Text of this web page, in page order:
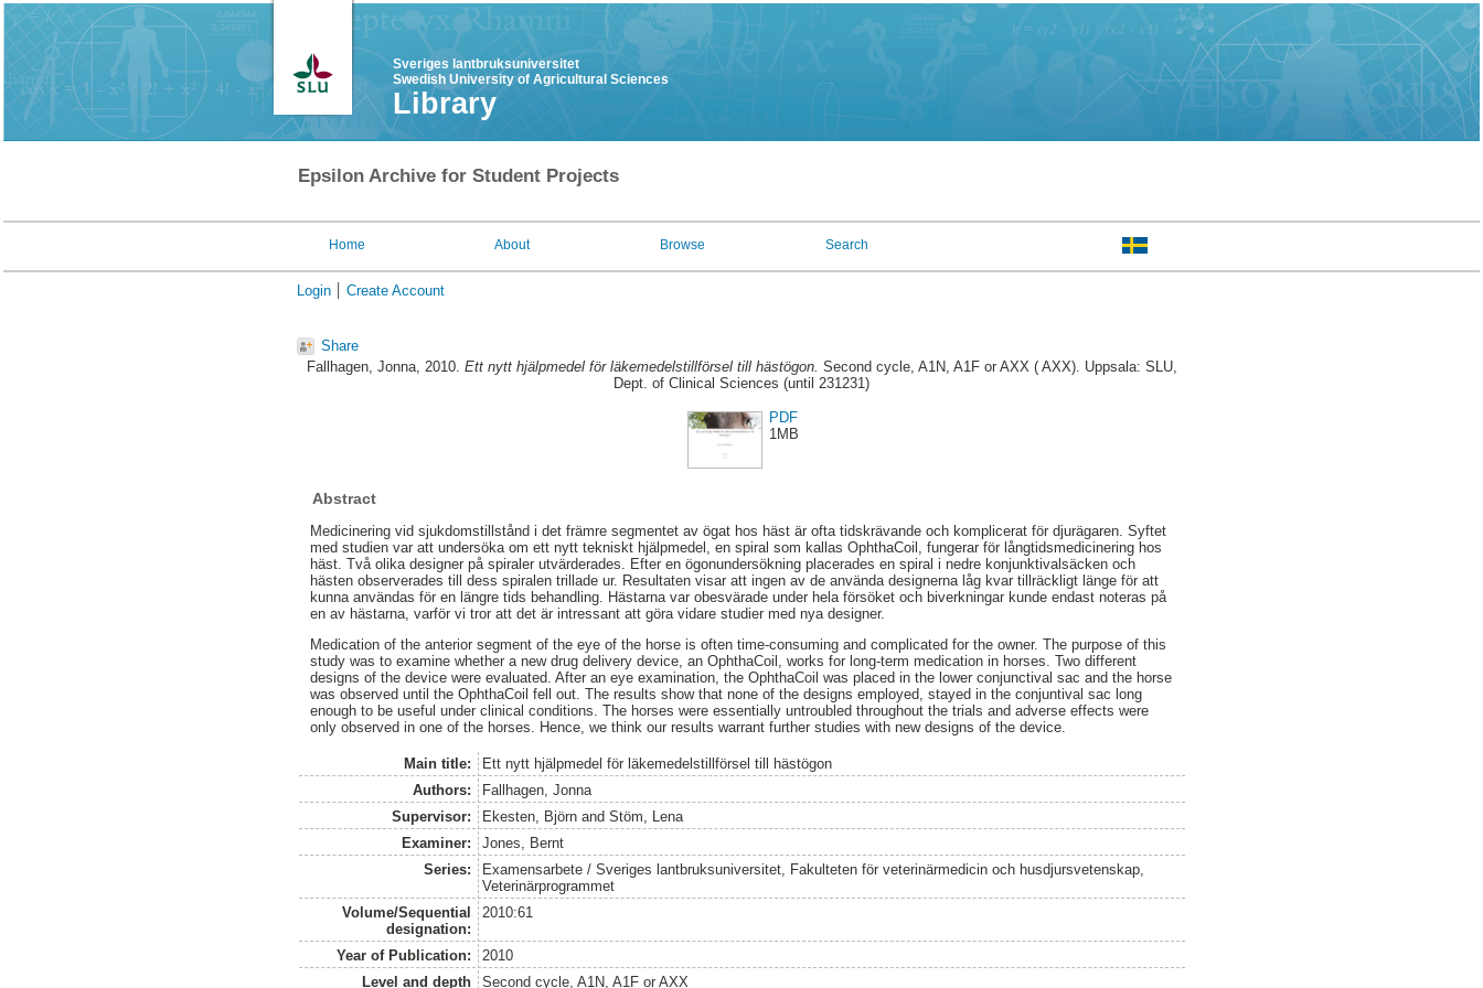
Sveriges lantbruksuniversitet
Swedish University of Agricultural Sciences
Library
Epsilon Archive for Student Projects
Home About Browse Search
Login Create Account
Share
Fallhagen, Jonna, 2010. Ett nytt hjälpmedel för läkemedelstillförsel till hästögon. Second cycle, A1N, A1F or AXX ( AXX). Uppsala: SLU,
Dept. of Clinical Sciences (until 231231)
PDF
1MB
Abstract
Medicinering vid sjukdomstillstånd i det främre segmentet av ögat hos häst är ofta tidskrävande och komplicerat för djurägaren. Syftet
med studien var att undersöka om ett nytt tekniskt hjälpmedel, en spiral som kallas OphthaCoil, fungerar för långtidsmedicinering hos
häst. Två olika designer på spiraler utvärderades. Efter en ögonundersökning placerades en spiral i nedre konjunktivalsäcken och
hästen observerades till dess spiralen trillade ur. Resultaten visar att ingen av de använda designerna låg kvar tillräckligt länge för att
kunna användas för en längre tids behandling. Hästarna var obesvärade under hela försöket och biverkningar kunde endast noteras på
en av hästarna, varför vi tror att det är intressant att göra vidare studier med nya designer.
Medication of the anterior segment of the eye of the horse is often time-consuming and complicated for the owner. The purpose of this
study was to examine whether a new drug delivery device, an OphthaCoil, works for long-term medication in horses. Two different
designs of the device were evaluated. After an eye examination, the OphthaCoil was placed in the lower conjunctival sac and the horse
was observed until the OphthaCoil fell out. The results show that none of the designs employed, stayed in the conjuntival sac long
enough to be useful under clinical conditions. The horses were essentially untroubled throughout the trials and adverse effects were
only observed in one of the horses. Hence, we think our results warrant further studies with new designs of the device.
Main title:
Ett nytt hjälpmedel för läkemedelstillförsel till hästögon
Authors:
Fallhagen, Jonna
Supervisor:
Ekesten, Björnand Stöm, Lena
Examiner:
Jones, Bernt
Series:
Examensarbete / Sveriges lantbruksuniversitet, Fakulteten för veterinärmedicin och husdjursvetenskap,
Veterinärprogrammet
Volume/Sequential
designation:
2010:61
Year of Publication:
2010
Level and depth
Second cycle, A1N, A1F or AXX